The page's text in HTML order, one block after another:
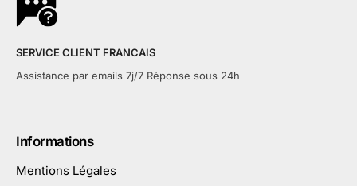
SERVICE CLIENT FRANCAIS
Assistance par emails 7j/7 Réponse sous 24h
Informations
Mentions Légales